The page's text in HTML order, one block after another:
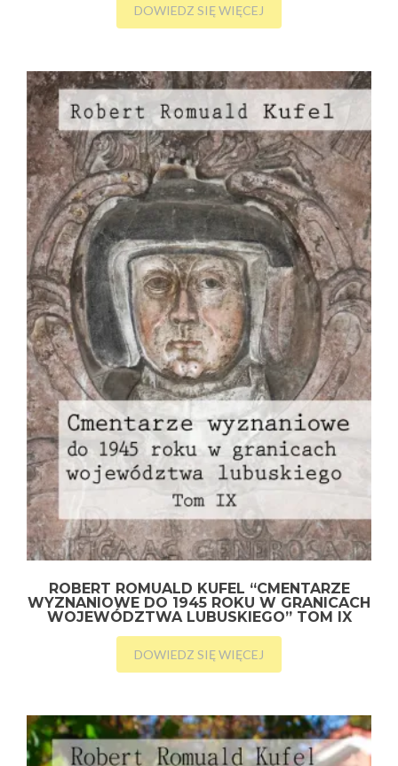
DOWIEDZ SIĘ WIĘCEJ
ROBERT ROMUALD KUFEL “CMENTARZE
WYZNANIOWE DO 1945 ROKU W GRANICACH
WOJEWÓDZTWA LUBUSKIEGO” TOM IX
DOWIEDZ SIĘ WIĘCEJ